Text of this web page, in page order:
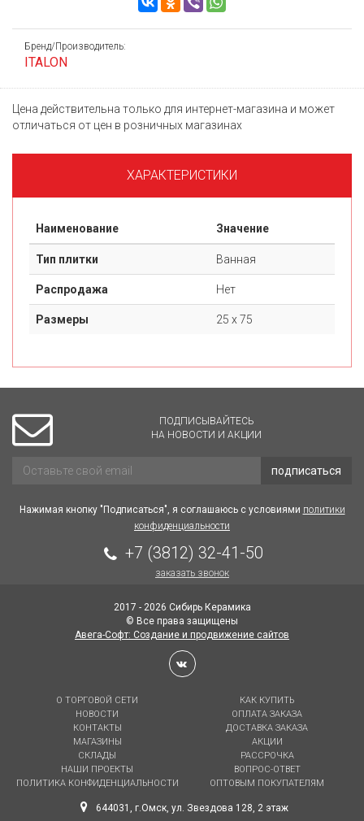
Бренд/Производитель:
ITALON
Цена действительна только для интернет-магазина и может
отличаться от цен в розничных магазинах
ХАРАКТЕРИСТИКИ
Наименование Значение
Тип плитки Ванная
Распродажа Нет
Размеры 25 х 75
ПОДПИСЫВАЙТЕСЬ
НА НОВОСТИ И АКЦИИ
подписаться
Нажимая кнопку "Подписаться", я соглашаюсь с условиями политики
конфиденциальности
+7 (3812) 32-41-50
заказать звонок
2017 - 2026 Сибирь Керамика
© Все права защищены
Авега-Софт: Создание и продвижение сайтов
О ТОРГОВОЙ СЕТИ
НОВОСТИ
КОНТАКТЫ
МАГАЗИНЫ
СКЛАДЫ
НАШИ ПРОЕКТЫ
ПОЛИТИКА КОНФИДЕНЦИАЛЬНОСТИ
КАК КУПИТЬ
ОПЛАТА ЗАКАЗА
ДОСТАВКА ЗАКАЗА
АКЦИИ
РАССРОЧКА
ВОПРОС-ОТВЕТ
ОПТОВЫМ ПОКУПАТЕЛЯМ
644031, г.Омск, ул. Звездова 128, 2 этаж